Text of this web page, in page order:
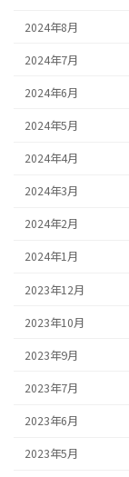
2024年8月
2024年7月
2024年6月
2024年5月
2024年4月
2024年3月
2024年2月
2024年1月
2023年12月
2023年10月
2023年9月
2023年7月
2023年6月
2023年5月